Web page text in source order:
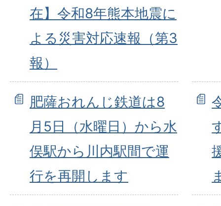
在】令和8年熊本地震に
よる災害対応速報（第3
報）
肥薩おれんじ鉄道は8
月5日（水曜日）から水
俣駅から川内駅間で運
行を再開します